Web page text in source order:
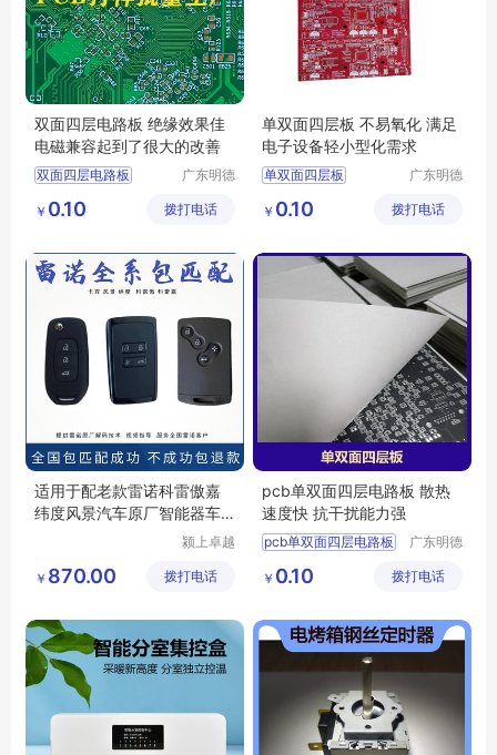
双面四层电路板 绝缘效果佳
电磁兼容起到了很大的改善
双面四层电路板
四层电路板加工
pcb单双面四层电路板
广东明德
有限公司
￥ 0.10 拨打电话
单双面四层板 不易氧化 满足
电子设备轻小型化需求
单双面四层板
四层电路板加工
pcb单双面四层电路板
广东明德
有限公司
￥ 0.10 拨打电话
适用于配老款雷诺科雷傲嘉
纬度风景汽车原厂智能器车
颍上卓越
有限公司
￥ 870.00 拨打电话
pcb单双面四层电路板 散热
速度快 抗干扰能力强
pcb单双面四层电路板
单双面四层板
四层pcb线路板
广东明德
有限公司
￥ 0.10 拨打电话